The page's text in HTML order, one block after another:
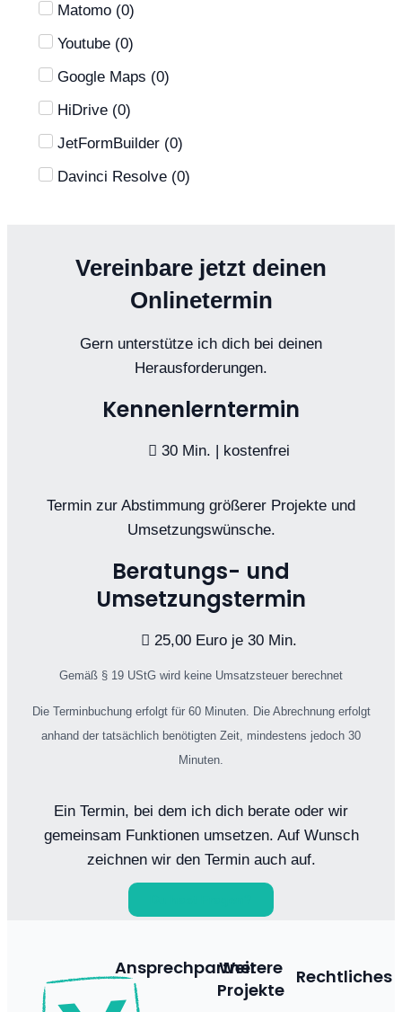
Matomo (0)
Youtube (0)
Google Maps (0)
HiDrive (0)
JetFormBuilder (0)
Davinci Resolve (0)
Vereinbare jetzt deinen
Onlinetermin
Gern unterstütze ich dich bei deinen
Herausforderungen.
Kennenlerntermin
30 Min. | kostenfrei
Termin zur Abstimmung größerer Projekte und
Umsetzungswünsche.
Beratungs- und
Umsetzungstermin
25,00 Euro je 30 Min.
Gemäß § 19 UStG wird keine Umsatzsteuer berechnet
Die Terminbuchung erfolgt für 60 Minuten. Die Abrechnung erfolgt
anhand der tatsächlich benötigten Zeit, mindestens jedoch 30
Minuten.
Ein Termin, bei dem ich dich berate oder wir
gemeinsam Funktionen umsetzen. Auf Wunsch
zeichnen wir den Termin auch auf.
Ansprechpartner
Weitere
Projekte
Rechtliches